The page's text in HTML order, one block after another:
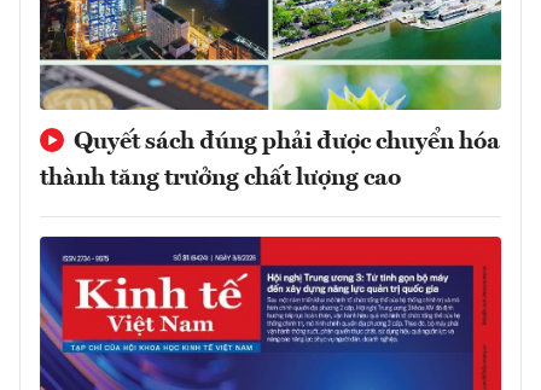
Quyết sách đúng phải được chuyển hóa
thành tăng trưởng chất lượng cao